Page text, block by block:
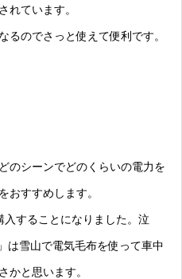
れています。
るのでさっと使えて便利です。
のシーンでどのくらいの電力を
おすすめします。
することになりました。泣
は雪山で電気毛布を使って車中
かと思います。